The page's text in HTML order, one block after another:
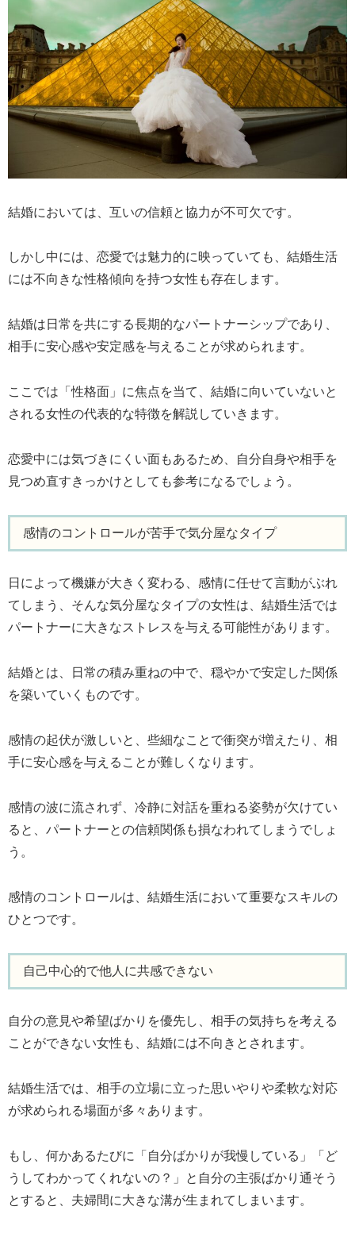
結婚においては、互いの信頼と協力が不可欠です。
しかし中には、恋愛では魅力的に映っていても、結婚生活
には不向きな性格傾向を持つ女性も存在します。
結婚は日常を共にする長期的なパートナーシップであり、
相手に安心感や安定感を与えることが求められます。
ここでは「性格面」に焦点を当て、結婚に向いていないと
される女性の代表的な特徴を解説していきます。
恋愛中には気づきにくい面もあるため、自分自身や相手を
見つめ直すきっかけとしても参考になるでしょう。
感情のコントロールが苦手で気分屋なタイプ
日によって機嫌が大きく変わる、感情に任せて言動がぶれ
てしまう、そんな気分屋なタイプの女性は、結婚生活では
パートナーに大きなストレスを与える可能性があります。
結婚とは、日常の積み重ねの中で、穏やかで安定した関係
を築いていくものです。
感情の起伏が激しいと、些細なことで衝突が増えたり、相
手に安心感を与えることが難しくなります。
感情の波に流されず、冷静に対話を重ねる姿勢が欠けてい
ると、パートナーとの信頼関係も損なわれてしまうでしょ
う。
感情のコントロールは、結婚生活において重要なスキルの
ひとつです。
自己中心的で他人に共感できない
自分の意見や希望ばかりを優先し、相手の気持ちを考える
ことができない女性も、結婚には不向きとされます。
結婚生活では、相手の立場に立った思いやりや柔軟な対応
が求められる場面が多々あります。
もし、何かあるたびに「自分ばかりが我慢している」「ど
うしてわかってくれないの？」と自分の主張ばかり通そう
とすると、夫婦間に大きな溝が生まれてしまいます。